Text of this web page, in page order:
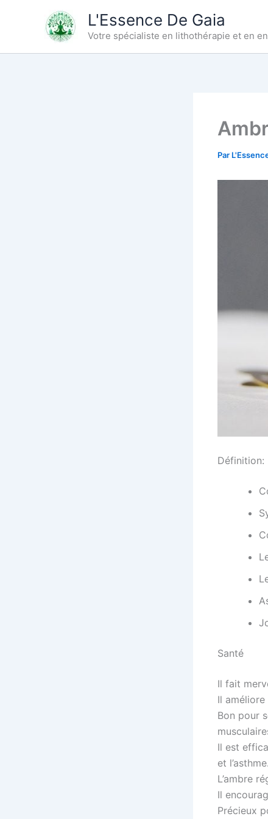
L'Essence De Gaia
Votre spécialiste en lithothérapie et en
Par
Définition:
Santé
Il fait
Il améliore
Bon pour
Il est
et l’asthme.
L’ambre
Il
Précieux